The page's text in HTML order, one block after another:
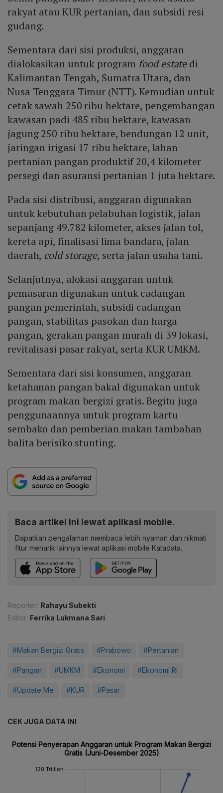
rakyat atau KUR pertanian, dan subsidi resi
gudang.
Sementara dari sisi produksi, anggaran
dialokasikan untuk program food estatedi
Kalimantan Tengah, Sumatra Utara, dan
Nusa Tenggara Timur (NTT). Kemudian untuk
cetak sawah 250 ribu hektare, pengembangan
kawasan padi 485 ribu hektare, kawasan
jagung 250 ribu hektare, bendungan 12 unit,
jaringan irigasi 17 ribu hektare, lahan
pertanian pangan produktif 20,4 kilometer
persegi dan asuransi pertanian 1 juta hektare.
Pada sisi distribusi, anggaran digunakan
untuk kebutuhan pelabuhan logistik, jalan
sepanjang 49.782 kilometer, akses jalan tol,
kereta api, finalisasi lima bandara, jalan
daerah, cold storage, serta jalan usaha tani.
Selanjutnya, alokasi anggaran untuk
pemasaran digunakan untuk cadangan
pangan pemerintah, subsidi cadangan
pangan, stabilitas pasokan dan harga
pangan, gerakan pangan murah di 39 lokasi,
revitalisasi pasar rakyat, serta KUR UMKM.
Sementara dari sisi konsumen, anggaran
ketahanan pangan bakal digunakan untuk
program makan bergizi gratis. Begitu juga
penggunaannya untuk program kartu
sembako dan pemberian makan tambahan
balita berisiko stunting.
Baca artikel ini lewat aplikasi mobile.
Dapatkan pengalaman membaca lebih nyaman dan nikmati
fitur menarik lainnya lewat aplikasi mobile Katadata.
Reporter: Rahayu Subekti
Editor: Ferrika Lukmana Sari
#Makan Bergizi Gratis #Prabowo #Pertanian
#Pangan #UMKM #Ekonomi #Ekonomi RI
#Update Me #KUR #Pasar
CEK JUGA DATA INI